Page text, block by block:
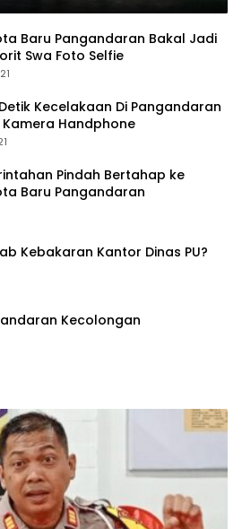
Baru Pangandaran Bakal Jadi
Swa Foto Selfie
Kecelakaan Di Pangandaran
Handphone
Pindah Bertahap ke
Baru Pangandaran
Kebakaran Kantor Dinas PU?
Kecolongan